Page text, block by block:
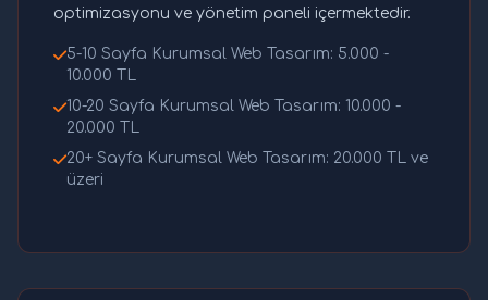
optimizasyonu ve yönetim paneli içermektedir.
5-10 Sayfa Kurumsal Web Tasarım: 5.000 -
10.000 TL
10-20 Sayfa Kurumsal Web Tasarım: 10.000 -
20.000 TL
20+ Sayfa Kurumsal Web Tasarım: 20.000 TL ve
üzeri